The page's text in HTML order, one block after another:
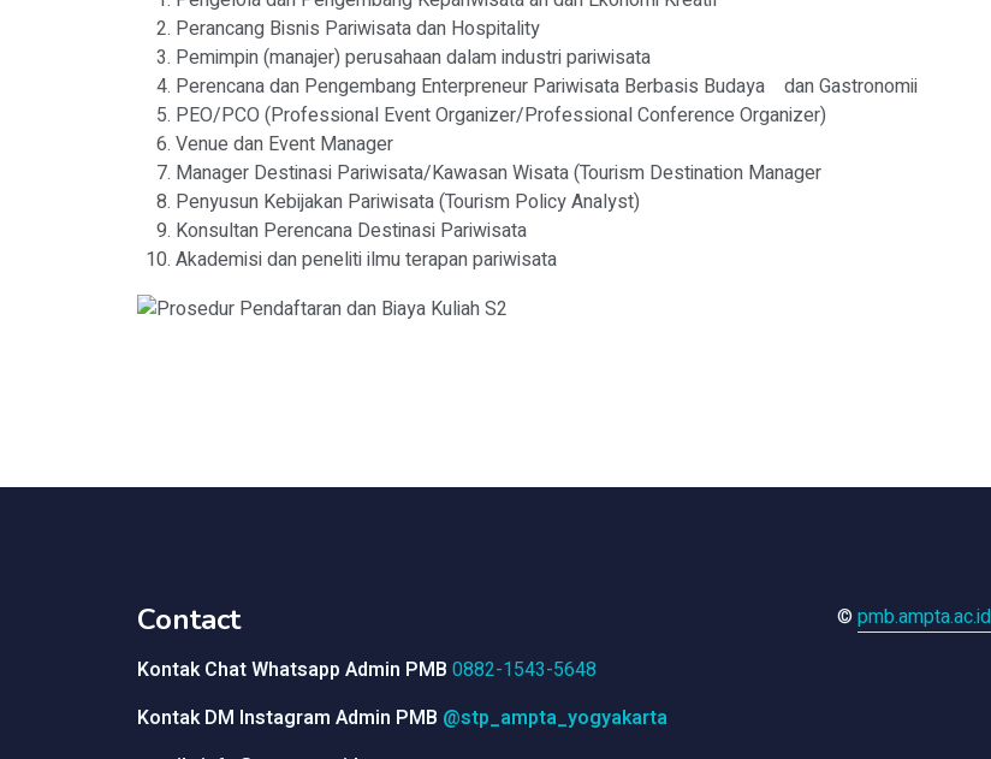
Perancang Bisnis Pariwisata dan Hospitality
Pemimpin (manajer) perusahaan dalam industri pariwisata
Perencana dan Pengembang Enterpreneur Pariwisata Berbasis Budaya dan Gastronomii
PEO/PCO (Professional Event Organizer/Professional Conference Organizer)
Venue dan Event Manager
Manager Destinasi Pariwisata/Kawasan Wisata (Tourism Destination Manager
Penyusun Kebijakan Pariwisata (Tourism Policy Analyst)
Konsultan Perencana Destinasi Pariwisata
Akademisi dan peneliti ilmu terapan pariwisata
Contact
Kontak Chat Whatsapp Admin PMB 0882-1543-5648
Kontak DM Instagram Admin PMB @stp_ampta_yogyakarta
© pmb.ampta.ac.id